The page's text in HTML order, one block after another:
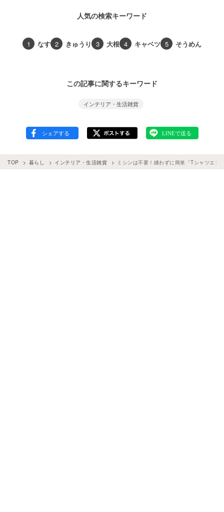
人気の検索キーワード
1 なす 2 きゅうり 3 大根 4 キャベツ 5 そうめん
この記事に関するキーワード
インテリア・生活雑貨
TOP 暮らし インテリア・生活雑貨 ミシンは不要！縫わずに簡単「Tシャツエコ